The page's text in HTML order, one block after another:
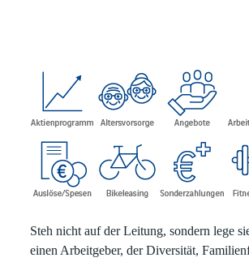
Steh nicht auf der Leitung, sondern lege
einen Arbeitgeber, der Diversität,